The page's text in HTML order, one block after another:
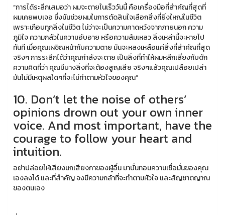
“การได้ระลึกเสมอว่า ผมจะตายในเร็ววันนี้ คือเครื่องมือที่สำคัญที่สุดที่
ผมเคยพบเจอ ซึ่งมันช่วยผมในการตัดสินใจเลือกสิ่งที่ยิ่งใหญ่ในชีวิต
เพราะเกือบทุกสิ่งในชีวิต ไม่ว่าจะเป็นความคาดหวังจากภายนอก ความ
ภูมิใจ ความกลัวในความอับอาย หรือความล้มเหลว สิ่งเหล่านี้จะหายไป
ทันที เมื่อคุณเผชิญหน้ากับความตาย มันจะหลงเหลือแค่สิ่งที่สำคัญที่สุด
จริงๆ การระลึกได้ว่าคุณกำลังจะตาย เป็นสิ่งที่ทำให้ผมหลีกเลี่ยงกับดัก
ความคิดที่ว่า คุณมีบางสิ่งที่จะต้องสูญเสีย จริงๆแล้วคุณเปลือยเปล่า
มันไม่มีเหตุผลใดๆที่จะไม่ทำตามหัวใจของคุณ”
10. Don’t let the noise of others’
opinions drown out your own inner
voice. And most important, have the
courage to follow your heart and
intuition.
อย่าปล่อยให้เสียงนกเสียงกาของผู้อื่น มาบั่นทอนความเชื่อมั่นของคุณ
เองลงได้ และที่สำคัญ จงมีความกล้าที่จะทำตามหัวใจ และสัญชาตญาณ
ของตนเอง